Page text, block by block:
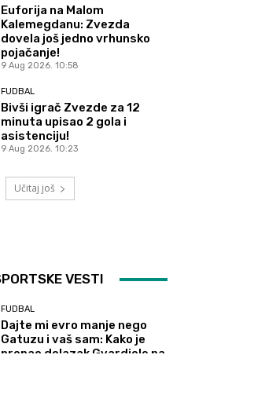
Euforija na Malom
Kalemegdanu: Zvezda
dovela još jedno vrhunsko
pojačanje!
9 Aug 2026. 10:58
FUDBAL
Bivši igrač Zvezde za 12
minuta upisao 2 gola i
asistenciju!
9 Aug 2026. 10:23
Učitaj još